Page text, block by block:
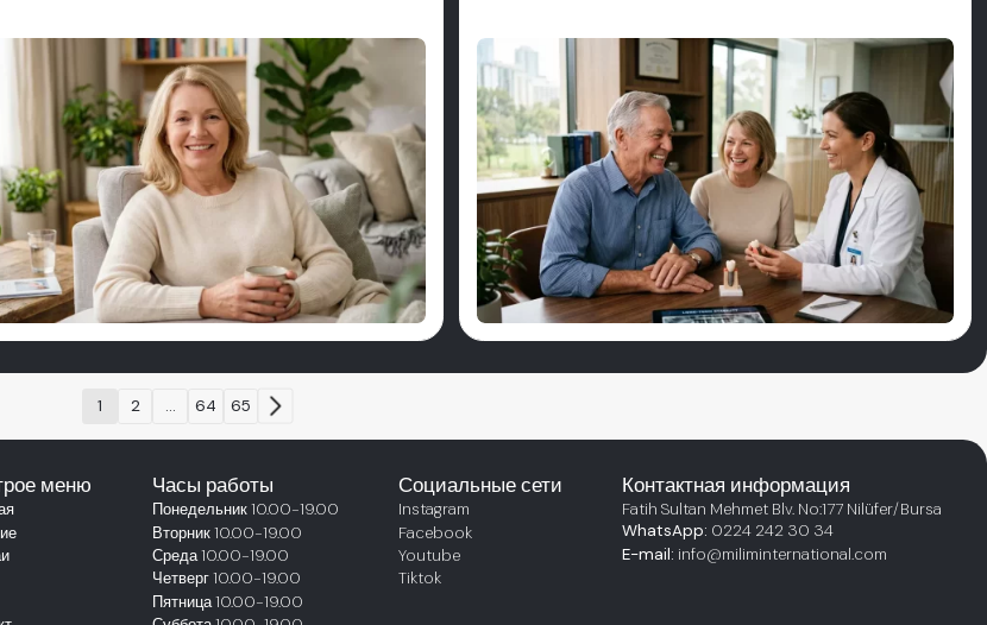
1 2 ... 64 65
меню Часы работы
Понедельник10.00-19.00
Вторник10.00-19.00
Среда10.00-19.00
Четверг10.00-19.00
Пятница10.00-19.00
Социальные сети
Instagram
Facebook
Youtube
Tiktok
Контактная информация
Fatih Sultan Mehmet Blv. No:177 Nilüfer/Bursa
WhatsApp: 0224 242 30 34
E-mail: info@miliminternational.com